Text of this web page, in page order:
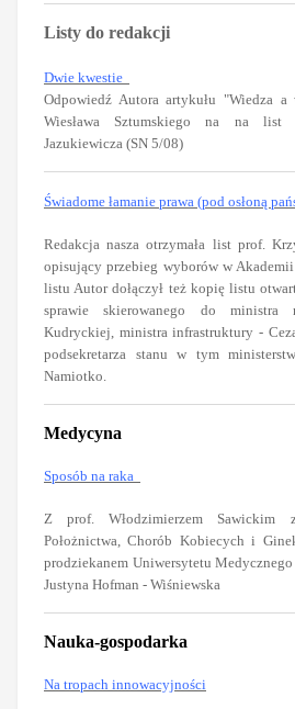
Listy do redakcji
Dwie kwestie
Odpowiedź Autora artykułu "Wiedza
Wiesława Sztumskiego na na list
Jazukiewicza (SN 5/08)
Świadome łamanie prawa (pod osłoną
Redakcja nasza otrzymała list prof.
opisujący przebieg wyborów w
listu Autor dołączył też kopię listu
sprawie skierowanego do ministra
Kudryckiej, ministra infrastruktury -
podsekretarza stanu w tym
Namiotko.
Medycyna
Sposób na raka
Z prof. Włodzimierzem
Położnictwa, Chorób Kobiecych i
prodziekanem Uniwersytetu
Justyna Hofman - Wiśniewska
Nauka-gospodarka
Na tropach innowacyjności